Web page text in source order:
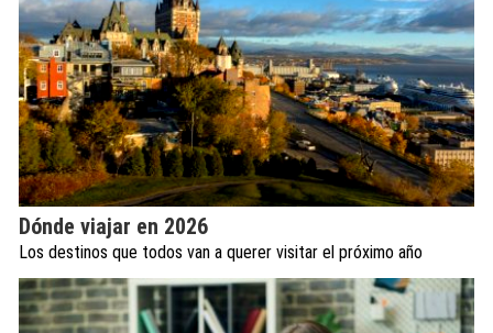
Dónde viajar en 2026
Los destinos que todos van a querer visitar el próximo año